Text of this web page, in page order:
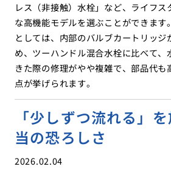
レス（非接触）水栓」など、ライフス
な高機能モデルを選ぶことができます
としては、内部のバルブカートリッ
め、ツーハンドル混合水栓に比べて
きた際の修理がやや複雑で、部品代も
点が挙げられます。
「少しずつ流れる」
当の恐ろしさ
2026.02.04